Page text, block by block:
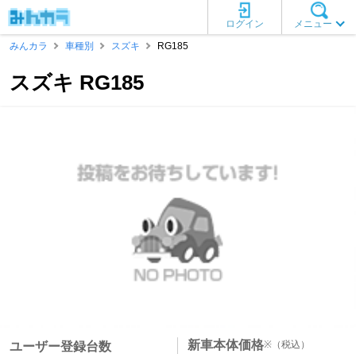
メニュー
ログイン
みんカラ
車種別 スズキ RG185
スズキ RG185
ユーザー登録台数 新車本体価格※ （税込）